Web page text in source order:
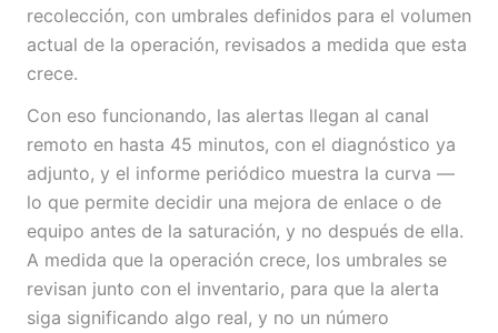
recolección, con umbrales definidos para el volumen
actual de la operación, revisados a medida que esta
crece.
Con eso funcionando, las alertas llegan al canal
remoto en hasta 45 minutos, con el diagnóstico ya
adjunto, y el informe periódico muestra la curva —
lo que permite decidir una mejora de enlace o de
equipo antes de la saturación, y no después de ella.
A medida que la operación crece, los umbrales se
revisan junto con el inventario, para que la alerta
siga significando algo real, y no un número